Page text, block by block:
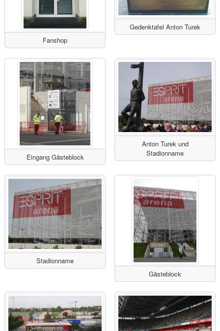
Fanshop
Gedenktafel Anton Turek
Eingang Gästeblock
Anton Turek und
Stadionname
Stadionname
Gästeblock